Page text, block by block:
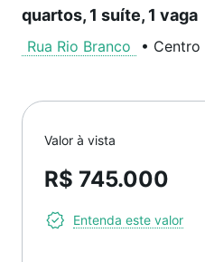
quartos, 1 suíte, 1 vaga
Rua Rio Branco • Centro
Valor à vista
R$ 745.000
Entenda este valor